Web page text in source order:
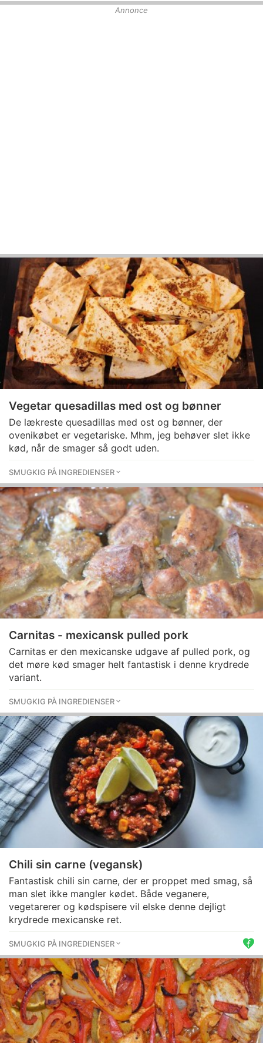
Annonce
Vegetar quesadillas med ost og bønner
De lækreste quesadillas med ost og bønner, der
ovenikøbet er vegetariske. Mhm, jeg behøver slet ikke
kød, når de smager så godt uden.
SMUGKIG PÅ INGREDIENSER
Carnitas - mexicansk pulled pork
Carnitas er den mexicanske udgave af pulled pork, og
det møre kød smager helt fantastisk i denne krydrede
variant.
SMUGKIG PÅ INGREDIENSER
Chili sin carne (vegansk)
Fantastisk chili sin carne, der er proppet med smag, så
man slet ikke mangler kødet. Både veganere,
vegetarerer og kødspisere vil elske denne dejligt
krydrede mexicanske ret.
SMUGKIG PÅ INGREDIENSER